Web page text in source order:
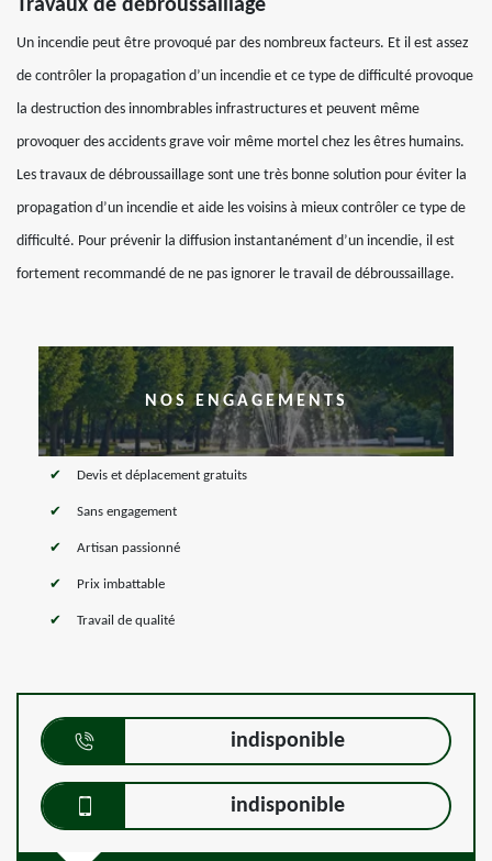
Travaux de débroussaillage
Un incendie peut être provoqué par des nombreux facteurs. Et il est assez
de contrôler la propagation d’un incendie et ce type de difficulté provoque
la destruction des innombrables infrastructures et peuvent même
provoquer des accidents grave voir même mortel chez les êtres humains.
Les travaux de débroussaillage sont une très bonne solution pour éviter la
propagation d’un incendie et aide les voisins à mieux contrôler ce type de
difficulté. Pour prévenir la diffusion instantanément d’un incendie, il est
fortement recommandé de ne pas ignorer le travail de débroussaillage.
NOS ENGAGEMENTS
Devis et déplacement gratuits
Sans engagement
Artisan passionné
Prix imbattable
Travail de qualité
indisponible
indisponible